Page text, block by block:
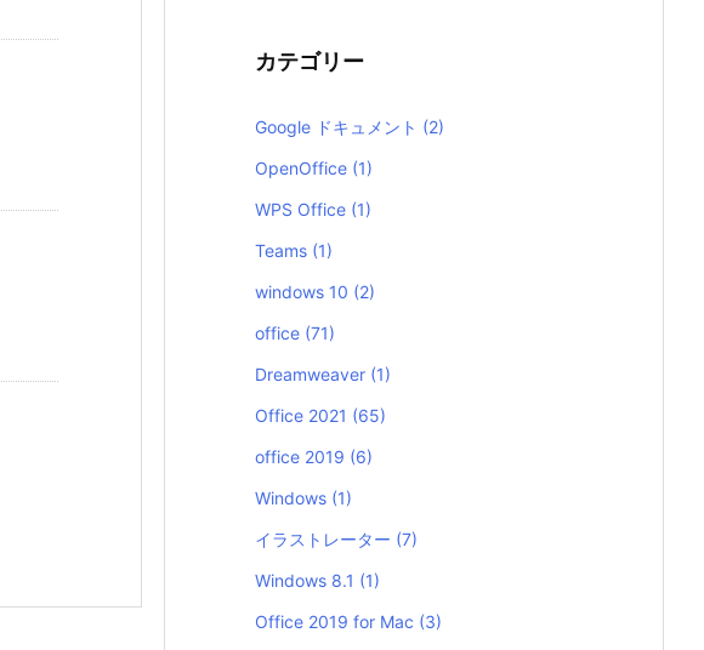
カテゴリー
Google ドキュメント (2)
OpenOffice (1)
WPS Office (1)
Teams (1)
windows 10 (2)
office (71)
Dreamweaver (1)
Office 2021 (65)
office 2019 (6)
Windows (1)
イラストレーター (7)
Windows 8.1 (1)
Office 2019 for Mac (3)